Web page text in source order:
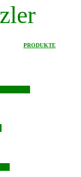
PRODUKTE